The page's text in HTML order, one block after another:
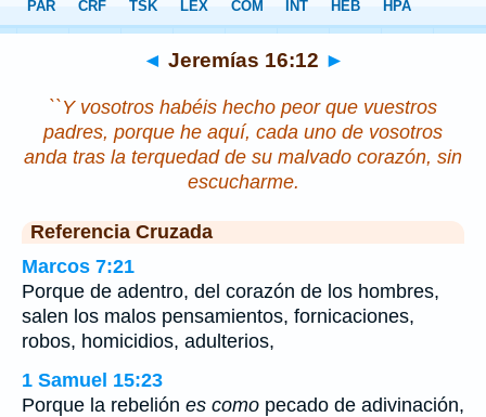
>Jeremías Capítulo 16 > Verso 12
◄ Jeremías 16:12 ►
``Y vosotros habéis hecho peor que vuestros
padres, porque he aquí, cada uno de vosotros
anda tras la terquedad de su malvado corazón, sin
escucharme.
Referencia Cruzada
Marcos 7:21
Porque de adentro, del corazón de los hombres,
salen los malos pensamientos, fornicaciones,
robos, homicidios, adulterios,
1 Samuel 15:23
Porque la rebelión es como pecado de adivinación,